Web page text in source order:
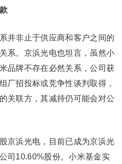
并非止于供应商和客户之间的
系。京浜光电也坦言，虽然小
品牌不存在必然关系，公司获
厂招投标或竞争性谈判取得，
关联方，其减持仍可能会对公
京浜光电，目前已成为京浜光
司10.60%股份。小米基金实